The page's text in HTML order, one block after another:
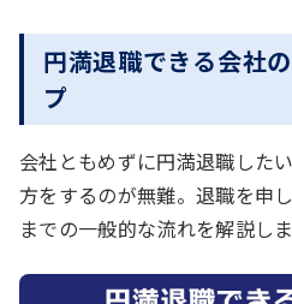
円満退職できる会社
プ
会社ともめずに円満退職した
方をするのが無難。退職を申
までの一般的な流れを解説しま